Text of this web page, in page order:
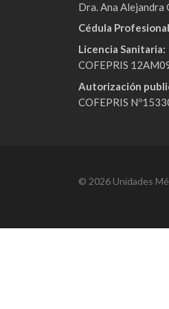
Dra. Ana Alejandra
Cédula
Licencia Sanitaria:
COFEPRIS
Autorización
COFEPRIS
© 2026 Unidades